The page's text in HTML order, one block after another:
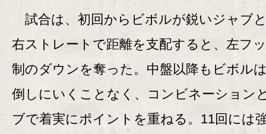
試合は、初回からビボルが鋭いジャブ
右ストレートで距離を支配すると、左フ
制のダウンを奪った。中盤以降もビボル
倒しにいくことなく、コンビネーション
ブで着実にポイントを重ねる。11回には